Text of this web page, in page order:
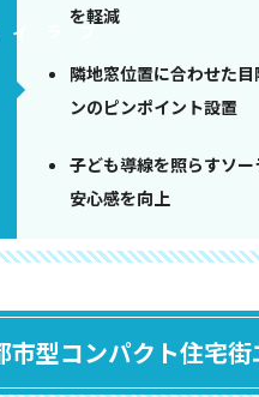
を軽減
隣地窓位置に合わせた
ンのピンポイント設置
子ども導線を照らすソ
安心感を向上
市型コンパクト住宅街